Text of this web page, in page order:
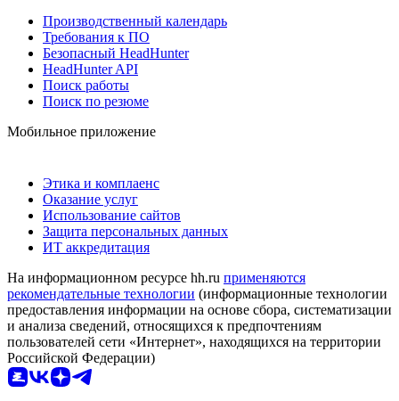
Производственный календарь
Требования к ПО
Безопасный HeadHunter
HeadHunter API
Поиск работы
Поиск по резюме
Мобильное приложение
Этика и комплаенс
Оказание услуг
Использование сайтов
Защита персональных данных
ИТ аккредитация
На информационном ресурсе hh.ru применяются
рекомендательные технологии (информационные технологии
предоставления информации на основе сбора, систематизации
и анализа сведений, относящихся к предпочтениям
пользователей сети «Интернет», находящихся на территории
Российской Федерации)